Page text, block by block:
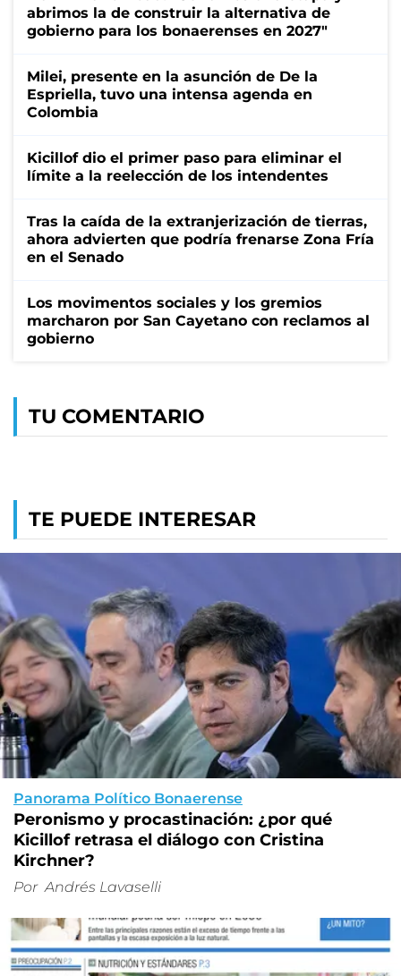
abrimos la de construir la alternativa de
gobierno para los bonaerenses en 2027"
Milei, presente en la asunción de De la
Espriella, tuvo una intensa agenda en
Colombia
Kicillof dio el primer paso para eliminar el
límite a la reelección de los intendentes
Tras la caída de la extranjerización de tierras,
ahora advierten que podría frenarse Zona Fría
en el Senado
Los movimentos sociales y los gremios
marcharon por San Cayetano con reclamos al
gobierno
TU COMENTARIO
TE PUEDE INTERESAR
Panorama Político Bonaerense
Peronismo y procastinación: ¿por qué
Kicillof retrasa el diálogo con Cristina
Kirchner?
Por Andrés Lavaselli